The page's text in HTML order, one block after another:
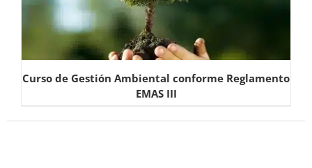
Curso de Gestión Ambiental conforme Reglamento
EMAS III